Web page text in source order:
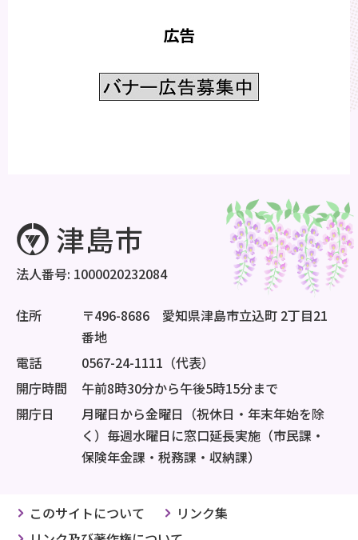
広告
法人番号: 1000020232084
住所
〒496-8686 愛知県津島市立込町 2丁目21
番地
電話
0567-24-1111（代表）
開庁時間
午前8時30分から午後5時15分まで
開庁日
月曜日から金曜日（祝休日・年末年始を除
く）毎週水曜日に窓口延長実施（市民課・
保険年金課・税務課・収納課）
このサイトについて
リンク集